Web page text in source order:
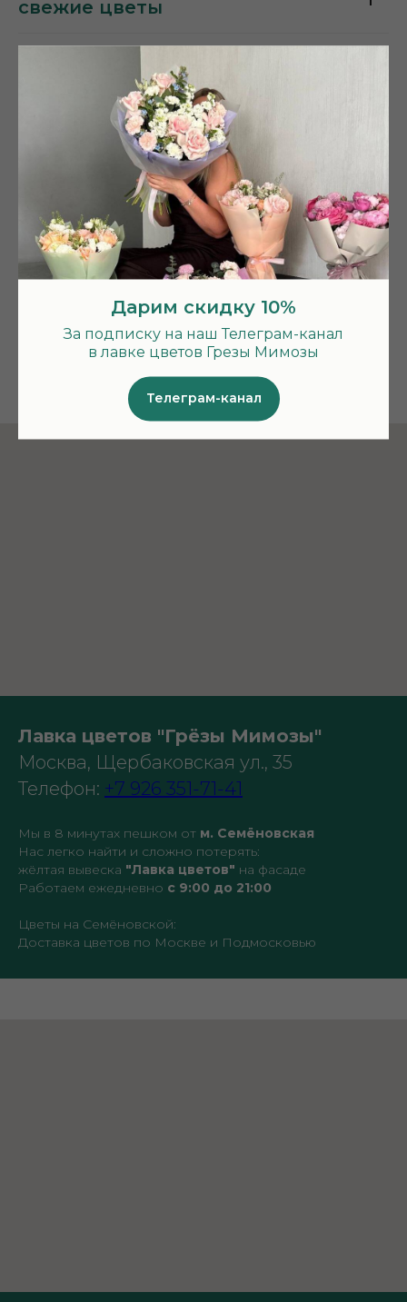
Дарим скидку 10%
За подписку на наш Телеграм-канал
в лавке цветов Грезы Мимозы
Телеграм-канал
свежие цветы
Все ли букеты в наличии?
А букет точно будет как на
А если я хочу другой букет?
Что насчёт доставки?
Бонусная программа
Лавка цветов "Грёзы Мимозы"
Москва, Щербаковская ул., 35
Телефон: +7 926 351-71-41
Мы в 8 минутах пешком от м. Семёновская
Нас легко найти и сложно потерять:
жёлтая вывеска "Лавка цветов" на фасаде
Работаем ежедневно с 9:00 до 21:00
Цветы на Семёновской:
Доставка цветов по Москве и Подмосковью